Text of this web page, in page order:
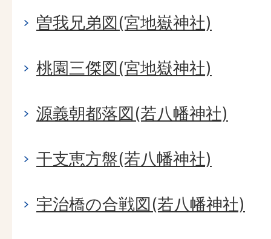
曽我兄弟図(宮地嶽神社)
桃園三傑図(宮地嶽神社)
源義朝都落図(若八幡神社)
干支恵方盤(若八幡神社)
宇治橋の合戦図(若八幡神社)